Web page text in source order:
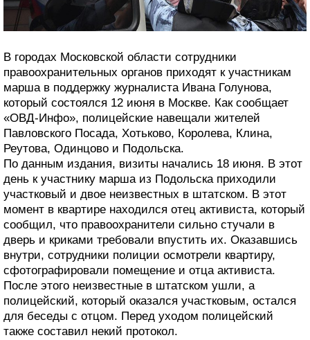
В городах Московской области сотрудники
правоохранительных органов приходят к участникам
марша в поддержку журналиста Ивана Голунова,
который состоялся 12 июня в Москве. Как сообщает
«ОВД-Инфо», полицейские навещали жителей
Павловского Посада, Хотьково, Королева, Клина,
Реутова, Одинцово и Подольска.
По данным издания, визиты начались 18 июня. В этот
день к участнику марша из Подольска приходили
участковый и двое неизвестных в штатском. В этот
момент в квартире находился отец активиста, который
сообщил, что правоохранители сильно стучали в
дверь и криками требовали впустить их. Оказавшись
внутри, сотрудники полиции осмотрели квартиру,
сфотографировали помещение и отца активиста.
После этого неизвестные в штатском ушли, а
полицейский, который оказался участковым, остался
для беседы с отцом. Перед уходом полицейский
также составил некий протокол.